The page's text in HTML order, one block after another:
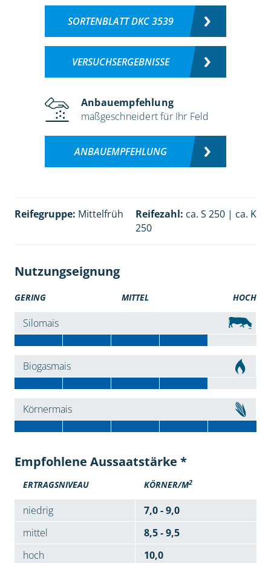
SORTENBLATT DKC 3539
VERSUCHSERGEBNISSE
Anbauempfehlung
maßgeschneidert für Ihr Feld
ANBAUEMPFEHLUNG
Reifegruppe: Mittelfrüh Reifezahl: ca. S 250 | ca. K
250
Nutzungseignung
GERING MITTEL HOCH
Silomais
Biogasmais
Körnermais
Empfohlene Aussaatstärke *
ERTRAGSNIVEAU KÖRNER/M2
niedrig
7,0 - 9,0
mittel
8,5 - 9,5
hoch
10,0